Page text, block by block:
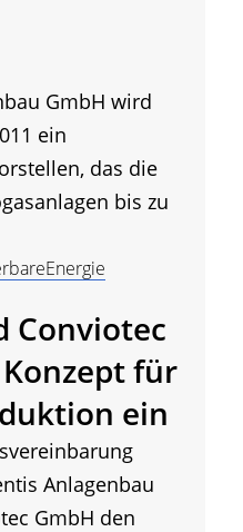
GmbH wird
ein
das die
bis zu
Conviotec
für
ein
Anlagenbau
GmbH den